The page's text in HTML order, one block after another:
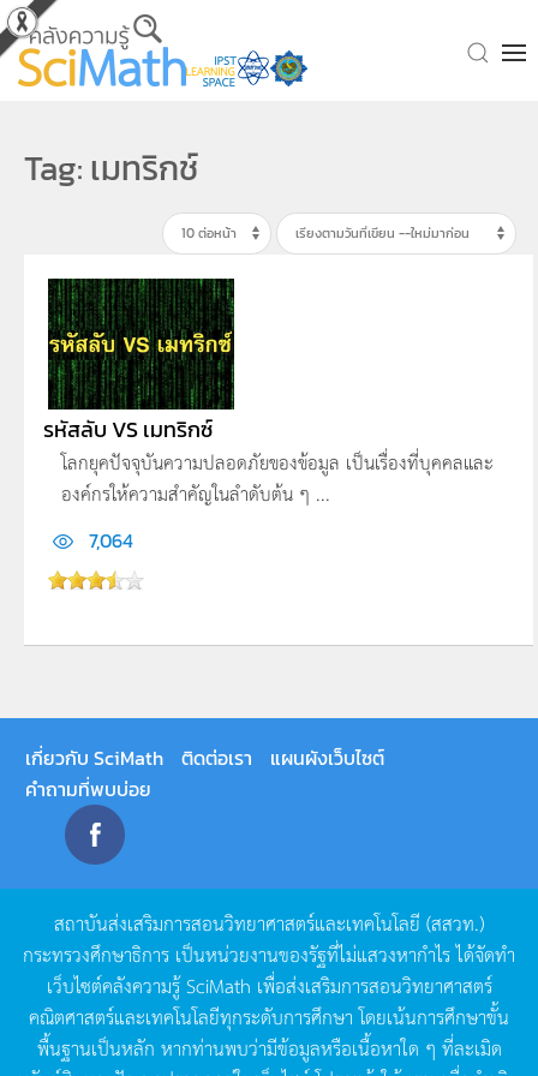
Skip to main content
Tag: เมทริกช์
รหัสลับ VS เมทริกซ์
โลกยุคปัจจุบันความปลอดภัยของข้อมูล เป็นเรื่องที่บุคคลและ
องค์กรให้ความสำคัญในลำดับต้น ๆ ...
7,064
เกี่ยวกับ SciMath ติดต่อเรา
แผนผังเว็บไซต์
คำถามที่พบบ่อย
สถาบันส่งเสริมการสอนวิทยาศาสตร์และเทคโนโลยี (สสวท.)
กระทรวงศึกษาธิการ เป็นหน่วยงานของรัฐที่ไม่แสวงหากำไรได้จัดทำ
เว็บไซต์คลังความรู้SciMath เพื่อส่งเสริมการสอนวิทยาศาสตร์
คณิตศาสตร์และเทคโนโลยีทุกระดับการศึกษา โดยเน้นการศึกษาขั้น
พื้นฐานเป็นหลัก หากท่านพบว่ามีข้อมูลหรือเนื้อหาใด ๆ ที่ละเมิด